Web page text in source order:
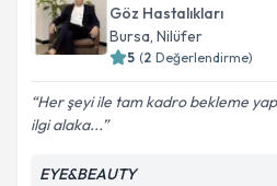
oluşturun. Size bu uzmandan
takvim hazırlandığında e-
Kişisel verilerimin
Göz Hastalıkları
Bursa, Nilüfer
5 (2 Değerlendirme)
Her şeyi ile tam kadro bekleme
ilgi alaka...
EYE&BEAUTY